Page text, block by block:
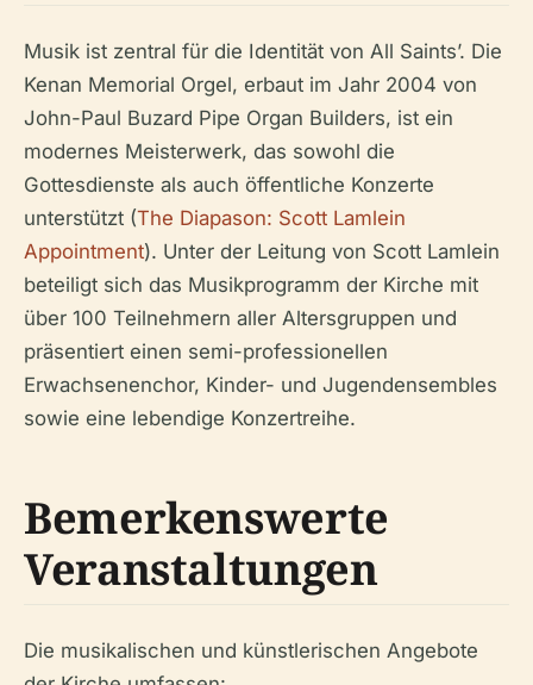
Musik ist zentral für die Identität von All Saints’. Die
Kenan Memorial Orgel, erbaut im Jahr 2004 von
John-Paul Buzard Pipe Organ Builders, ist ein
modernes Meisterwerk, das sowohl die
Gottesdienste als auch öffentliche Konzerte
unterstützt (The Diapason: Scott Lamlein
Appointment). Unter der Leitung von Scott Lamlein
beteiligt sich das Musikprogramm der Kirche mit
über 100 Teilnehmern aller Altersgruppen und
präsentiert einen semi-professionellen
Erwachsenenchor, Kinder- und Jugendensembles
sowie eine lebendige Konzertreihe.
Bemerkenswerte
Veranstaltungen
Die musikalischen und künstlerischen Angebote